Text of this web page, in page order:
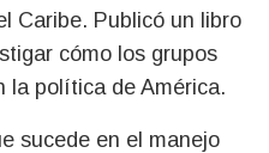
Caribe. Publicó un libro
cómo los grupos
la política de América.
sucede en el manejo